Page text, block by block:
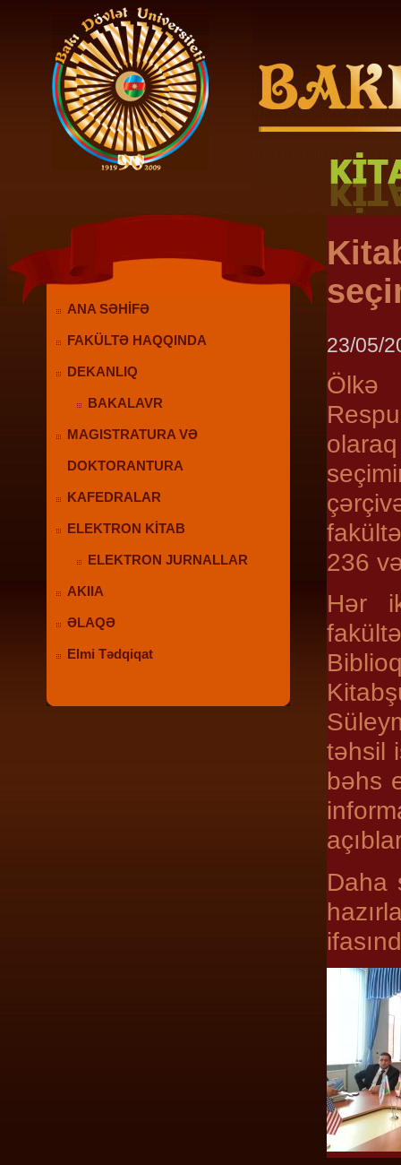
ANA SƏHİFƏ
FAKÜLTƏ HAQQINDA
DEKANLIQ
BAKALAVR
MAGISTRATURA VƏ
DOKTORANTURA
KAFEDRALAR
ELEKTRON KİTAB
ELEKTRON JURNALLAR
AKIIA
ƏLAQƏ
Elmi Tədqiqat
23/05/
Ölkə
236
Hər
təhsil
bəhs
Daha